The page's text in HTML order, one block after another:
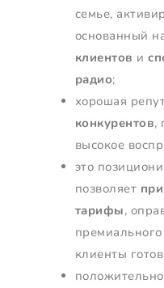
семье,
основанный
клиентов и
радио;
хорошая
конкурентов,
высокое
это
позволяет
тарифы,
клиенты